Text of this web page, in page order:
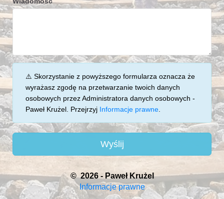
⚠️ Skorzystanie z powyższego formularza oznacza że
wyrażasz zgodę na przetwarzanie twoich danych
osobowych przez Administratora danych osobowych -
Paweł Krużel. Przejrzyj Informacje prawne
Wyślij
© 2026 - Paweł Krużel
Informacje prawne